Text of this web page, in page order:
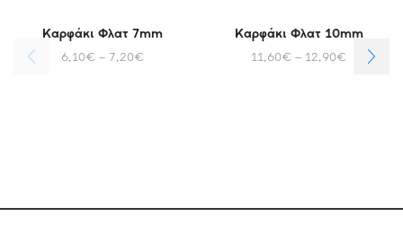
Καρφάκι Φλατ 7mm
6,10€ – 7,20€
Καρφάκι Φλατ 10mm
11,60€ – 12,90€